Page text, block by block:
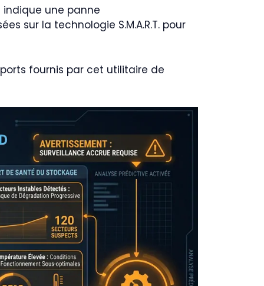
une panne
sur la technologie S.M.A.R.T. pour
fournis par cet utilitaire de